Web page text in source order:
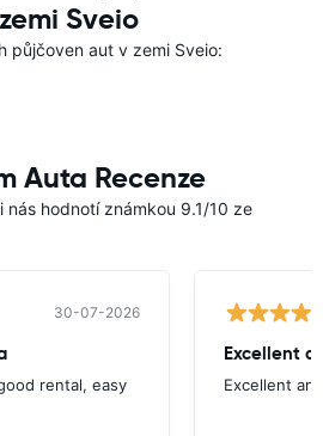
Sveio
půjčoven aut v zemi Sveio:
Auta Recenze
nás hodnotí známkou 9.1/10 ze
30-07-2026
rental, easy
Excellent
Excellent